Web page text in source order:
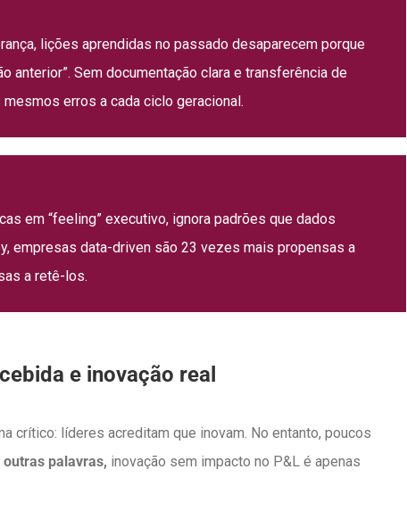
lições aprendidas no passado desaparecem porque
anterior”. Sem documentação clara e transferência de
erros a cada ciclo geracional.
em “feeling” executivo, ignora padrões que dados
empresas data-driven são 23 vezes mais propensas a
a retê-los.
e inovação real
crítico: líderes acreditam que inovam. No entanto, poucos
outras palavras, inovação sem impacto no P&L é apenas